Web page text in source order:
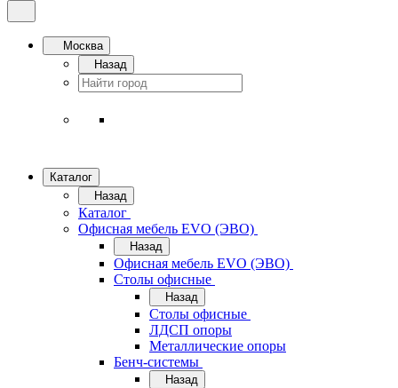
Москва
Назад
Каталог
Назад
Каталог
Офисная мебель EVO (ЭВО)
Назад
Офисная мебель EVO (ЭВО)
Cтолы офисные
Назад
Cтолы офисные
ЛДСП опоры
Металлические опоры
Бенч-системы
Назад